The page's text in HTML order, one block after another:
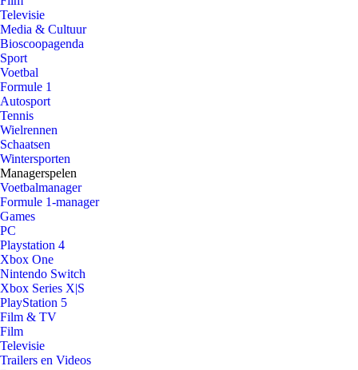
Televisie
Media & Cultuur
Bioscoopagenda
Sport
Voetbal
Formule 1
Autosport
Tennis
Wielrennen
Schaatsen
Wintersporten
Managerspelen
Voetbalmanager
Formule 1-manager
Games
PC
Playstation 4
Xbox One
Nintendo Switch
Xbox Series X|S
PlayStation 5
Film & TV
Film
Televisie
Trailers en Videos